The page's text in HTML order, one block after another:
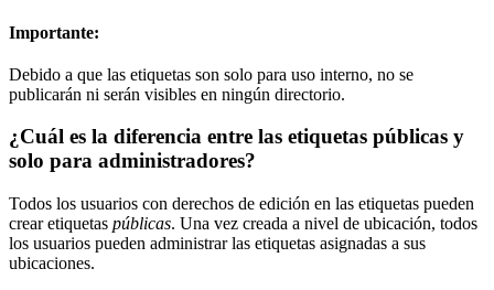
Importante:
Debido a que las etiquetas son solo para uso interno, no se
publicarán ni serán visibles en ningún directorio.
¿Cuál es la diferencia entre las etiquetas públicas y
solo para administradores?
Todos los usuarios con derechos de edición en las etiquetas pueden
crear etiquetas públicas. Una vez creada a nivel de ubicación, todos
los usuarios pueden administrar las etiquetas asignadas a sus
ubicaciones.